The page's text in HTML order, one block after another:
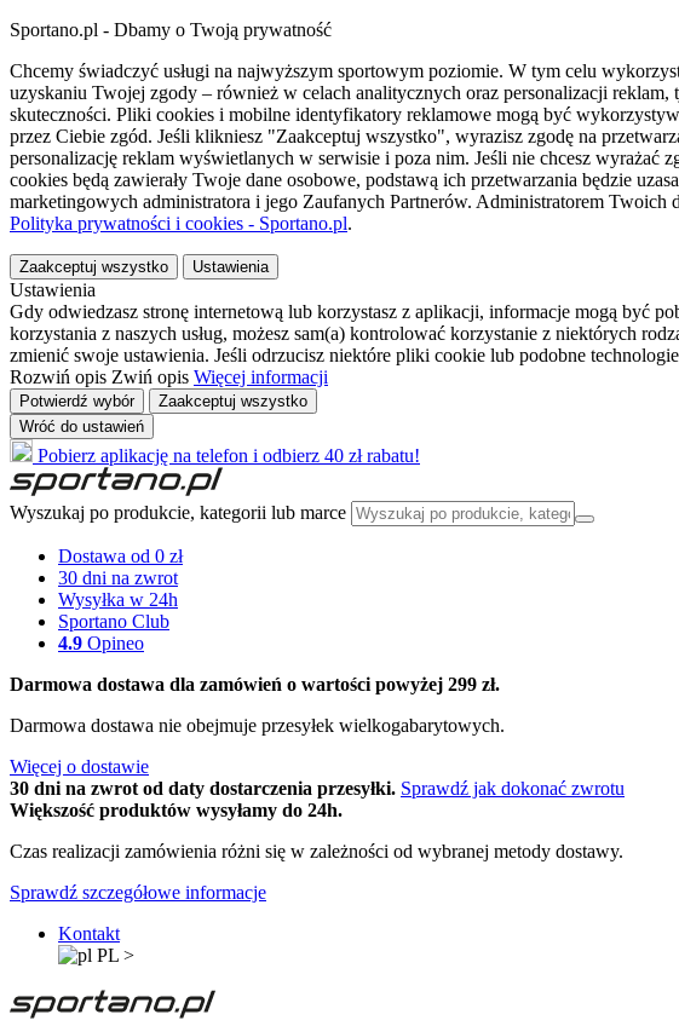
Sportano.pl - Dbamy o Twoją prywatność
Chcemy świadczyć usługi na najwyższym sportowym poziomie. W tym celu
uzyskaniu Twojej zgody – również w celach analitycznych oraz personalizacji
skuteczności. Pliki cookies i mobilne identyfikatory reklamowe mogą być
przez Ciebie zgód. Jeśli klikniesz "Zaakceptuj wszystko", wyrazisz zgodę na
personalizację reklam wyświetlanych w serwisie i poza nim. Jeśli nie chcesz
cookies będą zawierały Twoje dane osobowe, podstawą ich przetwarzania będzie
marketingowych administratora i jego Zaufanych Partnerów. Administratorem Twoich
Polityka prywatności i cookies - Sportano.pl.
Zaakceptuj wszystko Ustawienia
Ustawienia
Gdy odwiedzasz stronę internetową lub korzystasz z aplikacji, informacje mogą być
korzystania z naszych usług, możesz sam(a) kontrolować korzystanie z niektórych
zmienić swoje ustawienia. Jeśli odrzucisz niektóre pliki cookie lub podobne
Rozwiń opis Zwiń opis Więcej informacji
Potwierdź wybór
Zaakceptuj wszystko
Wróć do ustawień
Pobierz aplikację na telefon i odbierz 40 zł rabatu!
Wyszukaj po produkcie, kategorii lub marce
Dostawa od 0 zł
30 dni na zwrot
Wysyłka w 24h
Sportano Club
4.9 Opineo
Darmowa dostawa dla zamówień o wartości powyżej 299 zł.
Darmowa dostawa nie obejmuje przesyłek wielkogabarytowych.
Więcej o dostawie
30 dni na zwrot od daty dostarczenia przesyłki. Sprawdź jak dokonać zwrotu
Większość produktów wysyłamy do 24h.
Czas realizacji zamówienia różni się w zależności od wybranej metody dostawy.
Sprawdź szczegółowe informacje
Kontakt
PL >